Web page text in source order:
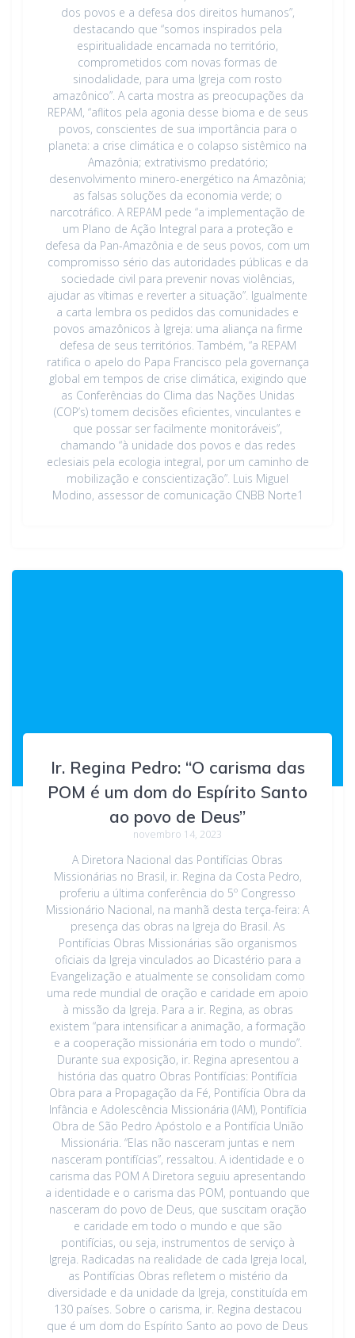
dos povos e a defesa dos direitos humanos”,
destacando que “somos inspirados pela
espiritualidade encarnada no território,
comprometidos com novas formas de
sinodalidade, para uma Igreja com rosto
amazônico”. A carta mostra as preocupações da
REPAM, “aflitos pela agonia desse bioma e de seus
povos, conscientes de sua importância para o
planeta: a crise climática e o colapso sistêmico na
Amazônia; extrativismo predatório;
desenvolvimento minero-energético na Amazônia;
as falsas soluções da economia verde; o
narcotráfico. A REPAM pede “a implementação de
um Plano de Ação Integral para a proteção e
defesa da Pan-Amazônia e de seus povos, com um
compromisso sério das autoridades públicas e da
sociedade civil para prevenir novas violências,
ajudar as vítimas e reverter a situação”. Igualmente
a carta lembra os pedidos das comunidades e
povos amazônicos à Igreja: uma aliança na firme
defesa de seus territórios. Também, “a REPAM
ratifica o apelo do Papa Francisco pela governança
global em tempos de crise climática, exigindo que
as Conferências do Clima das Nações Unidas
(COP’s) tomem decisões eficientes, vinculantes e
que possar ser facilmente monitoráveis”,
chamando “à unidade dos povos e das redes
eclesiais pela ecologia integral, por um caminho de
mobilização e conscientização”. Luis Miguel
Modino, assessor de comunicação CNBB Norte1
Ir. Regina Pedro: “O carisma das
POM é um dom do Espírito Santo
ao povo de Deus”
novembro 14, 2023
A Diretora Nacional das Pontifícias Obras
Missionárias no Brasil, ir. Regina da Costa Pedro,
proferiu a última conferência do 5º Congresso
Missionário Nacional, na manhã desta terça-feira: A
presença das obras na Igreja do Brasil. As
Pontifícias Obras Missionárias são organismos
oficiais da Igreja vinculados ao Dicastério para a
Evangelização e atualmente se consolidam como
uma rede mundial de oração e caridade em apoio
à missão da Igreja. Para a ir. Regina, as obras
existem “para intensificar a animação, a formação
e a cooperação missionária em todo o mundo”.
Durante sua exposição, ir. Regina apresentou a
história das quatro Obras Pontifícias: Pontifícia
Obra para a Propagação da Fé, Pontifícia Obra da
Infância e Adolescência Missionária (IAM), Pontifícia
Obra de São Pedro Apóstolo e a Pontifícia União
Missionária. “Elas não nasceram juntas e nem
nasceram pontifícias”, ressaltou. A identidade e o
carisma das POM A Diretora seguiu apresentando
a identidade e o carisma das POM, pontuando que
nasceram do povo de Deus, que suscitam oração
e caridade em todo o mundo e que são
pontifícias, ou seja, instrumentos de serviço à
Igreja. Radicadas na realidade de cada Igreja local,
as Pontifícias Obras refletem o mistério da
diversidade e da unidade da Igreja, constituída em
130 países. Sobre o carisma, ir. Regina destacou
que é um dom do Espírito Santo ao povo de Deus